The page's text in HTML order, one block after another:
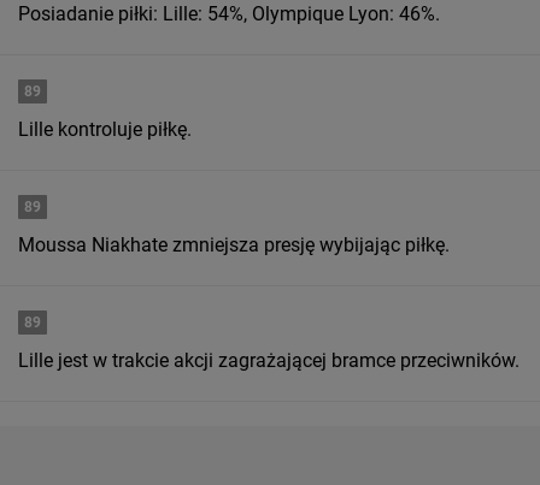
Posiadanie piłki: Lille: 54%, Olympique Lyon: 46%.
89
Lille kontroluje piłkę.
89
Moussa Niakhate zmniejsza presję wybijając piłkę.
89
Lille jest w trakcie akcji zagrażającej bramce przeciwników.